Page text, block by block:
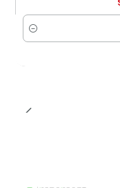
Cantidad